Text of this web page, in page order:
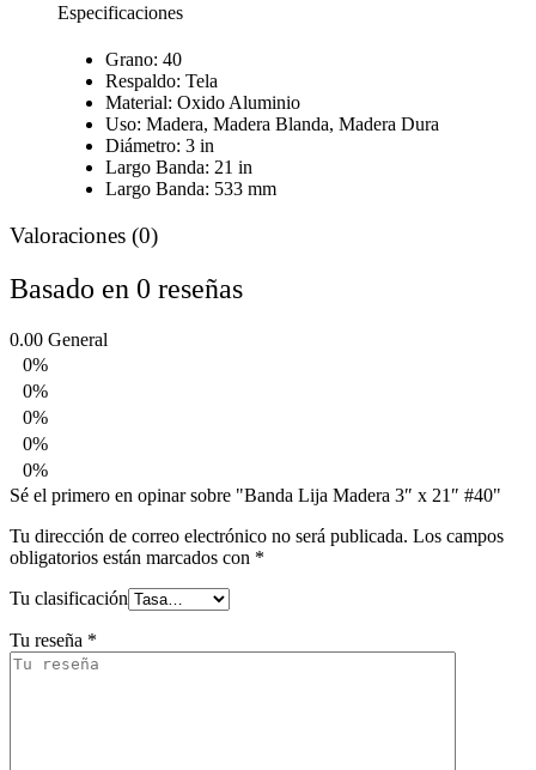
Especificaciones
Grano: 40
Respaldo: Tela
Material: Oxido Aluminio
Uso: Madera, Madera Blanda, Madera Dura
Diámetro: 3 in
Largo Banda: 21 in
Largo Banda: 533 mm
Valoraciones (0)
Basado en 0 reseñas
0.00 General
0%
0%
0%
0%
0%
Sé el primero en opinar sobre "Banda Lija Madera 3″ x 21″ #40"
Tu dirección de correo electrónico no será publicada. Los campos
obligatorios están marcados con *
Tu clasificación
Tu reseña *